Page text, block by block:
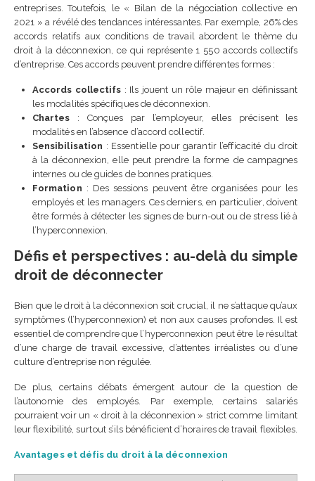
entreprises. Toutefois, le « Bilan de la négociation collective en
2021 » a révélé des tendances intéressantes. Par exemple, 26% des
accords relatifs aux conditions de travail abordent le thème du
droit à la déconnexion, ce qui représente 1 550 accords collectifs
d’entreprise. Ces accords peuvent prendre différentes formes :
Accords collectifs : Ils jouent un rôle majeur en définissant
les modalités spécifiques de déconnexion.
Chartes : Conçues par l’employeur, elles précisent les
modalités en l’absence d’accord collectif.
Sensibilisation : Essentielle pour garantir l’efficacité du droit
à la déconnexion, elle peut prendre la forme de campagnes
internes ou de guides de bonnes pratiques.
Formation : Des sessions peuvent être organisées pour les
employés et les managers. Ces derniers, en particulier, doivent
être formés à détecter les signes de burn-out ou de stress lié à
l’hyperconnexion.
Défis et perspectives : au-delà du simple
droit de déconnecter
Bien que le droit à la déconnexion soit crucial, il ne s’attaque qu’aux
symptômes (l’hyperconnexion) et non aux causes profondes. Il est
essentiel de comprendre que l’hyperconnexion peut être le résultat
d’une charge de travail excessive, d’attentes irréalistes ou d’une
culture d’entreprise non régulée.
De plus, certains débats émergent autour de la question de
l’autonomie des employés. Par exemple, certains salariés
pourraient voir un « droit à la déconnexion » strict comme limitant
leur flexibilité, surtout s’ils bénéficient d’horaires de travail flexibles.
Avantages et défis du droit à la déconnexion